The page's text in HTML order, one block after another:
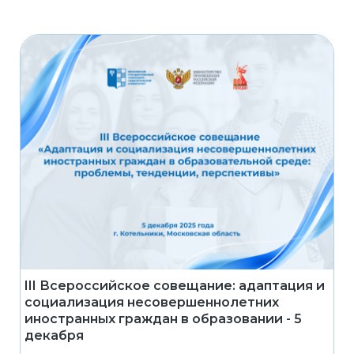
III Всероссийское совещание: адаптация и
социализация несовершеннолетних
иностранных граждан в образовании - 5
декабря